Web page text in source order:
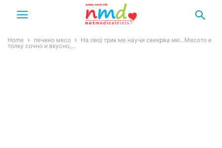
Home печено месо
На овој трик ме научи свекрва ми…Месото е
толку сочно и вкусно,...